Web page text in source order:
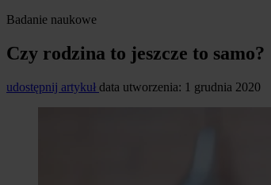
Badanie naukowe
Czy rodzina to jeszcze to samo?
udostępnij artykuł data utworzenia: 1 grudnia 2020